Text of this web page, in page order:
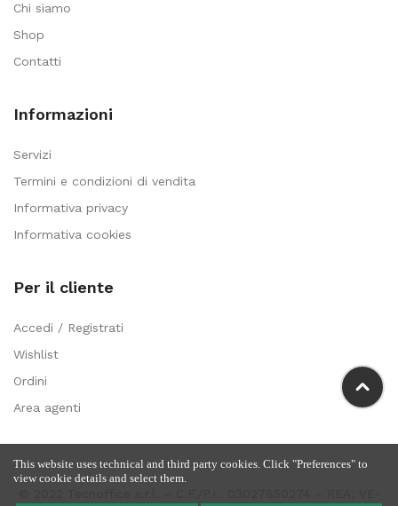
Chi siamo
Shop
Contatti
Informazioni
Servizi
Termini e condizioni di vendita
Informativa privacy
Informativa cookies
Per il cliente
Accedi / Registrati
Wishlist
Ordini
Area agenti
This website uses technical and third party cookies. Click "Preferences" to
view cookie details and select them.